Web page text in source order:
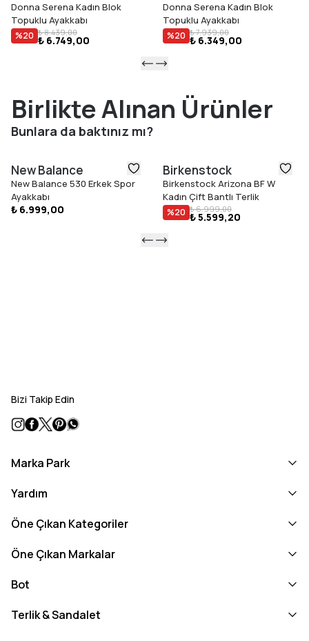
Donna Serena Kadın Blok
Topuklu Ayakkabı
%20 ₺ 8.439,00
₺ 6.749,00
Donna Serena Kadın Blok
Topuklu Ayakkabı
%20 ₺ 7.939,00
₺ 6.349,00
Birlikte Alınan Ürünler
Bunlara da baktınız mı?
New Balance
New Balance 530 Erkek Spor
Ayakkabı
₺ 6.999,00
Birkenstock
Birkenstock Arizona BF W
Kadın Çift Bantlı Terlik
%20 ₺ 6.999,00
₺ 5.599,20
Bizi Takip Edin
Marka Park
Yardım
Öne Çıkan Kategoriler
Öne Çıkan Markalar
Bot
Terlik & Sandalet